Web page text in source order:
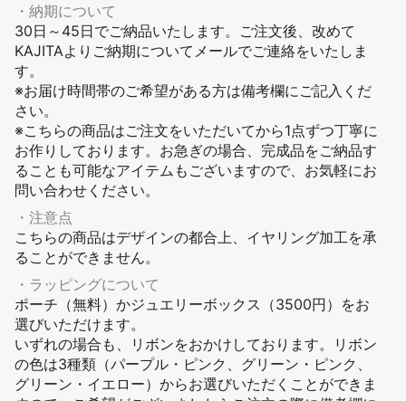
・納期について
30日～45日でご納品いたします。ご注文後、改めて
KAJITAよりご納期についてメールでご連絡をいたしま
す。
※お届け時間帯のご希望がある方は備考欄にご記入くだ
さい。
※こちらの商品はご注文をいただいてから1点ずつ丁寧に
お作りしております。お急ぎの場合、完成品をご納品す
ることも可能なアイテムもございますので、お気軽にお
問い合わせください。
・注意点
こちらの商品はデザインの都合上、イヤリング加工を承
ることができません。
・ラッピングについて
ポーチ（無料）かジュエリーボックス（3500円）をお
選びいただけます。
いずれの場合も、リボンをおかけしております。リボン
の色は3種類（パープル・ピンク、グリーン・ピンク、
グリーン・イエロー）からお選びいただくことができま